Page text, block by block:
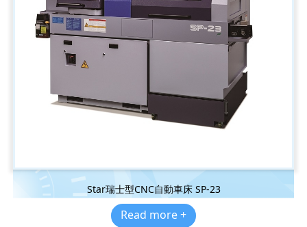
Star瑞士型CNC自動車床 SP-23
Read more +